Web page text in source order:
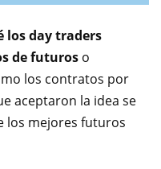
los day traders
de futuros o
los contratos por
aceptaron la idea se
los mejores futuros